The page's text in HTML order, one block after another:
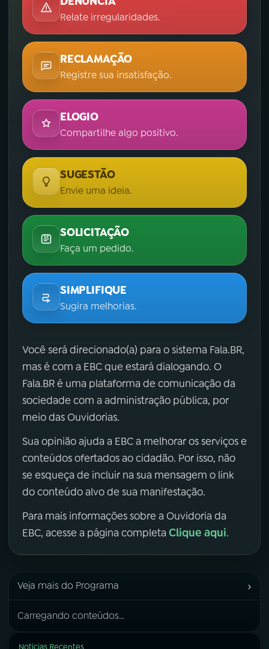
Relate irregularidades.
RECLAMAÇÃO
Registre sua insatisfação.
ELOGIO
Compartilhe algo positivo.
SUGESTÃO
Envie uma ideia.
SOLICITAÇÃO
Faça um pedido.
SIMPLIFIQUE
Sugira melhorias.
Você será direcionado(a) para o sistema Fala.BR,
mas é com a EBC que estará dialogando. O
Fala.BR é uma plataforma de comunicação da
sociedade com a administração pública, por
meio das Ouvidorias.
Sua opinião ajuda a EBC a melhorar os serviços e
conteúdos ofertados ao cidadão. Por isso, não
se esqueça de incluir na sua mensagem o link
do conteúdo alvo de sua manifestação.
Para mais informações sobre a Ouvidoria da
EBC, acesse a página completa Clique aqui.
Veja mais do Programa ›
Carregando conteúdos...
Notícias Recentes